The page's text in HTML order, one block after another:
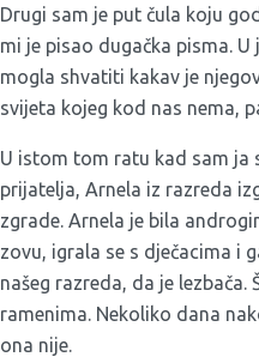
Drugi sam je put čula koju
mi je pisao dugačka pisma.
mogla shvatiti kakav je
svijeta kojeg kod nas nema,
U istom tom ratu kad sam ja
prijatelja, Arnela iz razreda
zgrade. Arnela je bila
zovu, igrala se s dječacima i
našeg razreda, da je
ramenima. Nekoliko dana
ona nije.